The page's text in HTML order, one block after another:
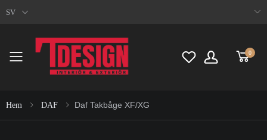
SV
Toggle mobile menu
0
Hem DAF Daf Takbåge XF/XG